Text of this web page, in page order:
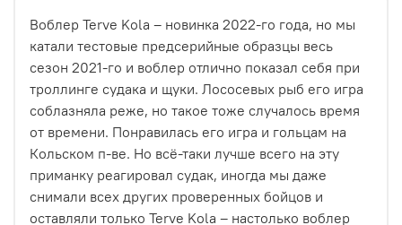
Воблер Terve Kola – новинка 2022-го года, но мы
катали тестовые предсерийные образцы весь
сезон 2021-го и воблер отлично показал себя при
троллинге судака и щуки. Лососевых рыб его игра
соблазняла реже, но такое тоже случалось время
от времени. Понравилась его игра и гольцам на
Кольском п-ве. Но всё-таки лучше всего на эту
приманку реагировал судак, иногда мы даже
снимали всех других проверенных бойцов и
оставляли только Terve Kola – настолько воблер